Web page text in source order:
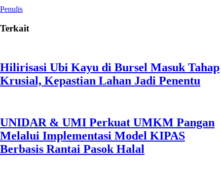
Penulis
Terkait
Hilirisasi Ubi Kayu di Bursel Masuk Tahap
Krusial, Kepastian Lahan Jadi Penentu
UNIDAR & UMI Perkuat UMKM Pangan
Melalui Implementasi Model KIPAS
Berbasis Rantai Pasok Halal